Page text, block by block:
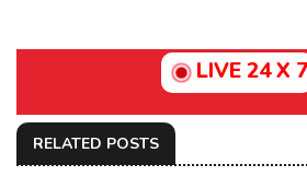
LIVE 24 X 7
RELATED POSTS